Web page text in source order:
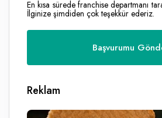
En kısa sürede franchise departmanı
İlginize şimdiden çok teşekkür ederiz.
Reklam